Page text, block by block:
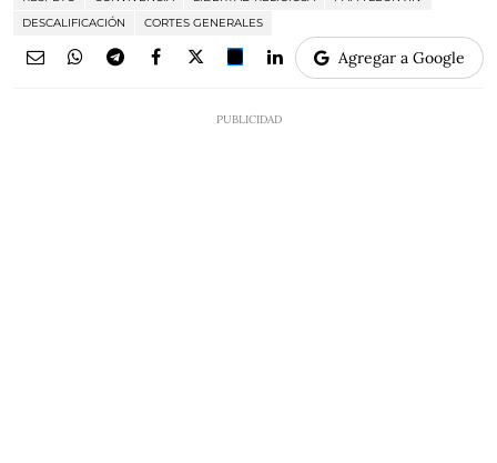
DESCALIFICACIÓN
CORTES GENERALES
Agregar a Google